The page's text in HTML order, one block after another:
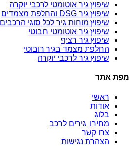
שיפוץ גיר אוטומטי לרכבי יוקרה
שיפוץ גיר DSG והחלפת מצמדים
שיפוץ מוחות גיר לכל סוגי הרכבים
שיפוץ גיר אוטומטי רובוטי
שיפוץ גיר רציף
החלפת מצמד בגיר רובוטי
שיפוץ גיר לרכבי יוקרה
מפת אתר
ראשי
אודות
בלוג
מחירון גירים לרכב
צרו קשר
הצהרת נגישות